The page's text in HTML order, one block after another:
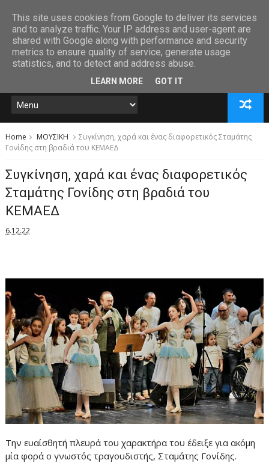
Home ΜΟΥΣΙΚΗ
Συγκίνηση, χαρά και ένας διαφορετικός Σταμάτης
Γονίδης στη βραδιά του ΚΕΜΑΕΔ
Συγκίνηση, χαρά και ένας διαφορετικός
Σταμάτης Γονίδης στη βραδιά του
ΚΕΜΑΕΔ
6.12.22
Την ευαίσθητή πλευρά του χαρακτήρα του έδειξε για ακόμη
μία φορά ο γνωστός τραγουδιστής, Σταμάτης Γονίδης.
This site uses cookies from Google to deliver its services
and to analyze traffic. Your IP address and user-agent are
shared with Google along with performance and security
metrics to ensure quality of service, generate usage
statistics, and to detect and address abuse.
LEARN MORE GOT IT